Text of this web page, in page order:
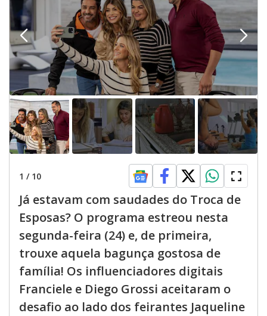
1 / 10
Já estavam com saudades do Troca de
Esposas? O programa estreou nesta
segunda-feira (24) e, de primeira,
trouxe aquela bagunça gostosa de
família! Os influenciadores digitais
Franciele e Diego Grossi aceitaram o
desafio ao lado dos feirantes Jaqueline